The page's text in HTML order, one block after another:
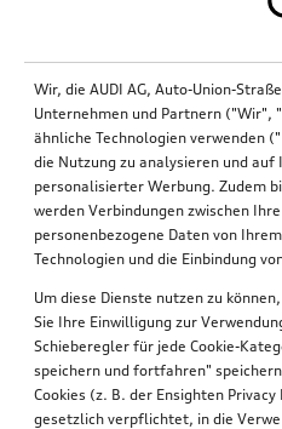
Elektrischer Innenraumluftfilter
*195,00€
Sie haben
Wir, die AUDI AG, Auto-Union-
Unternehmen und Partnern ("Wir",
ähnliche Technologien verwenden
die Nutzung zu analysieren und
personalisierter Werbung. Zudem
werden Verbindungen zwischen
personenbezogene Daten von
Technologien und die Einbindung
Um diese Dienste nutzen zu
Sie Ihre Einwilligung zur
Schieberegler für jede Cookie-
speichern und fortfahren"
Cookies (z. B. der Ensighten
gesetzlich verpflichtet, in die